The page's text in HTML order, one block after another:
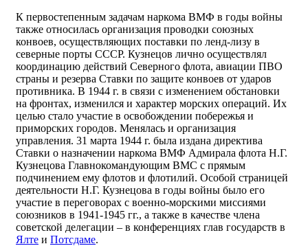
К первостепенным задачам наркома ВМФ в годы войны
также относилась организация проводки союзных
конвоев, осуществляющих поставки по ленд-лизу в
северные порты СССР. Кузнецов лично осуществлял
координацию действий Северного флота, авиации ПВО
страны и резерва Ставки по защите конвоев от ударов
противника. В 1944 г. в связи с изменением обстановки
на фронтах, изменился и характер морских операций. Их
целью стало участие в освобождении побережья и
приморских городов. Менялась и организация
управления. 31 марта 1944 г. была издана директива
Ставки о назначении наркома ВМФ Адмирала флота Н.Г.
Кузнецова Главнокомандующим ВМС с прямым
подчинением ему флотов и флотилий. Особой страницей
деятельности Н.Г. Кузнецова в годы войны было его
участие в переговорах с военно-морскими миссиями
союзников в 1941-1945 гг., а также в качестве члена
советской делегации – в конференциях глав государств в
Ялте и Потсдаме.